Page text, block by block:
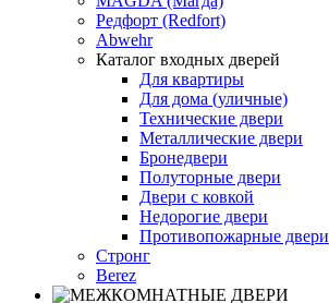
Редфорт (Redfort)
Abwehr
Каталог входных дверей
Для квартиры
Для дома (уличные)
Технические двери
Металлические двери
Бронедвери
Полуторные двери
Двери с ковкой
Недорогие двери
Противопожарные двери
Стронг
Berez